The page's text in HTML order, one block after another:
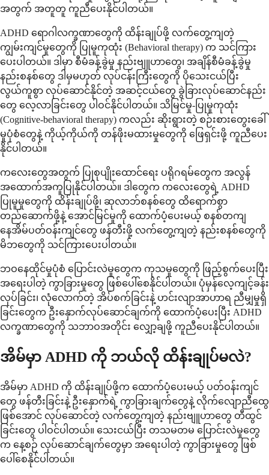
အတွက် အတူတူ ကူညီပေးနိုင်ပါတယ်။
ADHD ရောဂါလက္ခဏာတွေကို ထိန်းချုပ်ဖို့ လက်တွေ့ကျတဲ့
ကျွမ်းကျင်မှုတွေကို ပြုမူကုထုံး (Behavioral therapy) က သင်ကြား
ပေးပါတယ်။ ဒါမှာ စီမံခန့်ခွဲမှု နည်းဗျူဟာတွေ၊ အချိန်စီမံခန့်ခွဲမှု
နည်းစနစ်တွေ ဒါမှမဟုတ် လုပ်ငန်းကြီးတွေကို ပိုသေးငယ်ပြီး
လွယ်ကူစွာ လုပ်ဆောင်နိုင်တဲ့ အဆင့်ငယ်တွေ ခွဲခြားလုပ်ဆောင်နည်း
တွေ လေ့လာခြင်းတွေ ပါဝင်နိုင်ပါတယ်။ သိမြင်မှု-ပြုမူကုထုံး
(Cognitive-behavioral therapy) ကလည်း ဆိုးရွားတဲ့ စဉ်းစားတွေးခေါ်
မှုပုံစံတွေနဲ့ ကိုယ့်ကိုယ်ကို တန်ဖိုးမထားမှုတွေကို ဖြေရှင်းဖို့ ကူညီပေး
နိုင်ပါတယ်။
ကလေးတွေအတွက် ပြုစုပျိုးထောင်ရေး ပရိုဂရမ်တွေက အလွန်
အထောက်အကူပြုနိုင်ပါတယ်။ ဒါတွေက ကလေးတွေရဲ့ ADHD
ပြုမူမှုတွေကို ထိန်းချုပ်ဖို့၊ ဆုလာဘ်စနစ်တွေ ထိရောက်စွာ
တည်ဆောက်ဖို့နဲ့ အောင်မြင်မှုကို ထောက်ပံ့ပေးမယ့် စနစ်တကျ
နေအိမ်ပတ်ဝန်းကျင်တွေ ဖန်တီးဖို့ လက်တွေ့ကျတဲ့ နည်းစနစ်တွေကို
မိဘတွေကို သင်ကြားပေးပါတယ်။
ဘဝနေထိုင်မှုပုံစံ ပြောင်းလဲမှုတွေက ကုသမှုတွေကို ဖြည့်စွက်ပေးပြီး
အရေးပါတဲ့ ကွာခြားမှုတွေ ဖြစ်ပေါ်စေနိုင်ပါတယ်။ ပုံမှန်လေ့ကျင့်ခန်း
လုပ်ခြင်း၊ လုံလောက်တဲ့ အိပ်စက်ခြင်းနဲ့ ဟင်းလျာအာဟာရ ညီမျှမှုရှိ
ခြင်းတွေက ဦးနှောက်လုပ်ဆောင်ချက်ကို ထောက်ပံ့ပေးပြီး ADHD
လက္ခဏာတွေကို သဘာဝအတိုင်း လျှော့ချဖို့ ကူညီပေးနိုင်ပါတယ်။
အိမ်မှာ ADHD ကို ဘယ်လို ထိန်းချုပ်မလဲ?
အိမ်မှာ ADHD ကို ထိန်းချုပ်ဖို့က ထောက်ပံ့ပေးမယ့် ပတ်ဝန်းကျင်
တွေ ဖန်တီးခြင်းနဲ့ ဦးနှောက်ရဲ့ ကွာခြားချက်တွေနဲ့ လိုက်လျောညီထွေ
ဖြစ်အောင် လုပ်ဆောင်တဲ့ လက်တွေ့ကျတဲ့ နည်းဗျူဟာတွေ တီထွင်
ခြင်းတွေ ပါဝင်ပါတယ်။ သေးငယ်ပြီး တသမတမ ပြောင်းလဲမှုတွေ
က နေ့စဉ် လုပ်ဆောင်ချက်တွေမှာ အရေးပါတဲ့ ကွာခြားမှုတွေ ဖြစ်
ပေါ်စေနိုင်ပါတယ်။